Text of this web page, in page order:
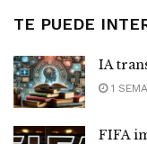
TE PUEDE
IA
1
FIFA